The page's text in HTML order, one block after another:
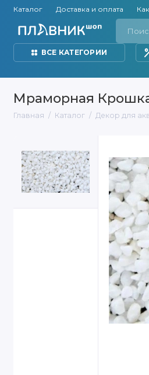
Каталог Доставка и оплата
ВСЕ КАТЕГОРИИ
Мраморная
Главная Каталог Декор для